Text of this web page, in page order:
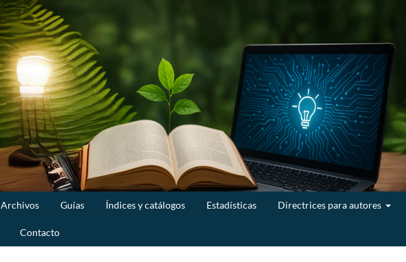
Archivos Guías Índices y catálogos Estadísticas Directrices para autores
Contacto